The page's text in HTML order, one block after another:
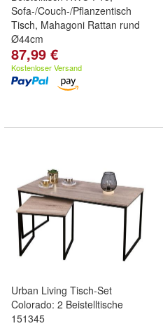
Sofa-/Couch-/Pflanzentisch
Tisch, Mahagoni Rattan rund
Ø44cm
87,99 €
Kostenloser Versand
Urban Living Tisch-Set
Colorado: 2 Beistelltische
151345